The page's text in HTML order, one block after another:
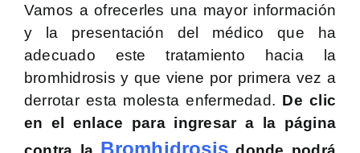
Vamos a ofrecerles una mayor información
y la presentación del médico que ha
adecuado este tratamiento hacia la
bromhidrosis y que viene por primera vez a
derrotar esta molesta enfermedad. De clic
en el enlace para ingresar a la página
Bromhidrosis